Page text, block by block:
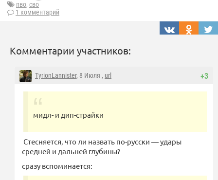
пво, сво
1 комментарий
Комментарии участников:
+3
TyrionLannister, 8 Июля , url
мидл- и дип-страйки
Стесняется, что ли назвать по-русски — удары
средней и дальней глубины?
сразу вспоминается: